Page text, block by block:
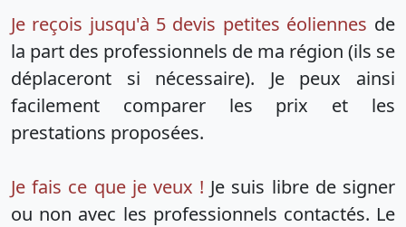
Je reçois jusqu'à 5 devis petites éoliennes de
la part des professionnels de ma région (ils se
déplaceront si nécessaire). Je peux ainsi
facilement comparer les prix et les
prestations proposées.
Je fais ce que je veux ! Je suis libre de signer
ou non avec les professionnels contactés. Le